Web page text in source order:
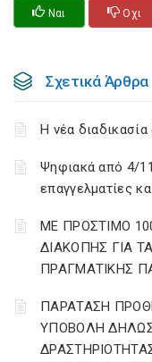
Ναι Οχι
Σχετικά Άρθρα
Η νέα
Ψηφιακά από 4/
επαγγελματίες
ΜΕ ΠΡΟΣΤΙΜΟ
ΔΙΑΚΟΠΗΣ ΓΙΑ
ΠΡΑΓΜΑΤΙΚΗΣ
ΠΑΡΑΤΑΣΗ
ΥΠΟΒΟΛΗ